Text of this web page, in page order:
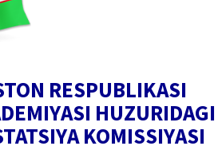
RESPUBLIKASI
HUZURIDAGI
KOMISSIYASI